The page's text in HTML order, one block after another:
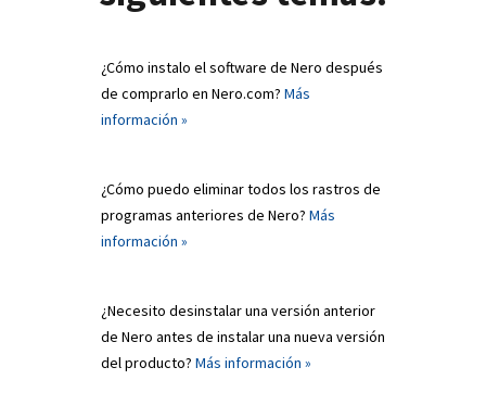
¿Cómo instalo el software de Nero después
de comprarlo en Nero.com? Más
información »
¿Cómo puedo eliminar todos los rastros de
programas anteriores de Nero? Más
información »
¿Necesito desinstalar una versión anterior
de Nero antes de instalar una nueva versión
del producto? Más información »